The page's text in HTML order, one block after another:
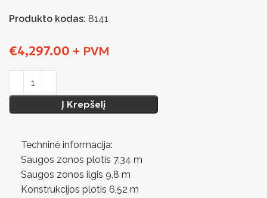
Produkto kodas: 8141
€4,297.00 + PVM
Į Krepšelį
Techninė informacija:
Saugos zonos plotis 7,34 m
Saugos zonos ilgis 9,8 m
Konstrukcijos plotis 6,52 m